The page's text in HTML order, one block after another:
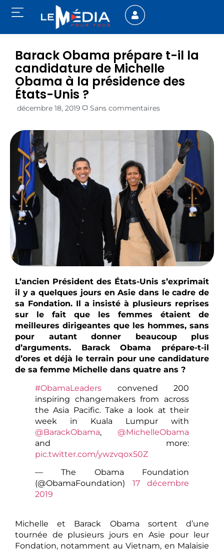
Barack Obama prépare t-il la
candidature de Michelle
Obama à la présidence des
États-Unis ?
décembre 18, 2019 Sans commentaires
L’ancien Président des États-Unis s’exprimait
il y a quelques jours en Asie dans le cadre de
sa Fondation. Il a insisté à plusieurs reprises
sur le fait que les femmes étaient de
meilleures dirigeantes que les hommes, sans
pour autant donner beaucoup plus
d’arguments. Barack Obama prépare-t-il
d’ores et déjà le terrain pour une candidature
de sa femme Michelle dans quatre ans ?
#ObamaLeaders convened 200
inspiring changemakers from across
the Asia Pacific. Take a look at their
week in Kuala Lumpur with
@BarackObama, @MichelleObama
and more:
pic.twitter.com/ywzvqox50Z
— The Obama Foundation
(@ObamaFoundation) 17 décembre
2019
Michelle et Barack Obama sortent d’une
tournée de plusieurs jours en Asie pour leur
Fondation, notamment au Vietnam, en Malaisie